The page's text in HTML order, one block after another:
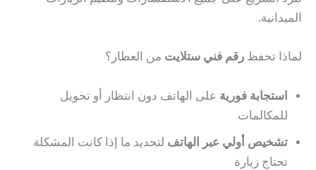
الميدانية.
لماذا تحفظ رقم فني ستلايت من العطار؟
استجابة فورية على الهاتف دون انتظار أو تحويل
للمكالمات
تشخيص أولي عبر الهاتف لتحديد ما إذا كانت المشكلة
تحتاج زيارة